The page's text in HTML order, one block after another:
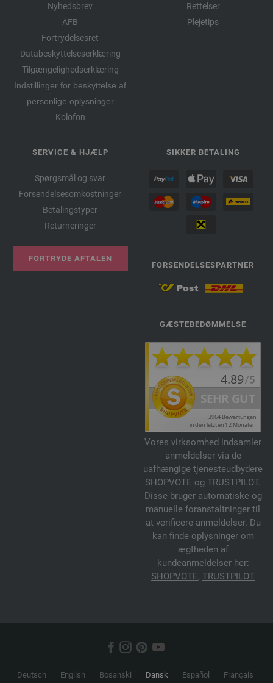
Nyhedsbrev
AFB
Fortrydelsesret
Databeskyttelseserklæring
Tilgængelighedserklæring
Indstillinger for beskyttelse af
personlige oplysninger
Kolofon
Rettelser
Plejetips
SERVICE & HJÆLP
Spørgsmål og svar
Forsendelsesomkostninger
Betalingstyper
Returneringer
FORTRYDE AFTALEN
SIKKER BETALING
FORSENDELSESPARTNER
GÆSTEBEDØMMELSE
Vores virksomhed indsamler
anmeldelser via de
uafhængige tjenesteudbydere
SHOPVOTE og TRUSTPILOT.
Disse bruger automatiske og
manuelle foranstaltninger til
at verificere anmeldelser. Du
kan finde oplysninger om
ægtheden af
kundeanmeldelser her:
SHOPVOTE, TRUSTPILOT
Deutsch English Bosanski Dansk Español Français